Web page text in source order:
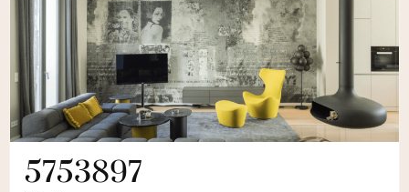
5753897